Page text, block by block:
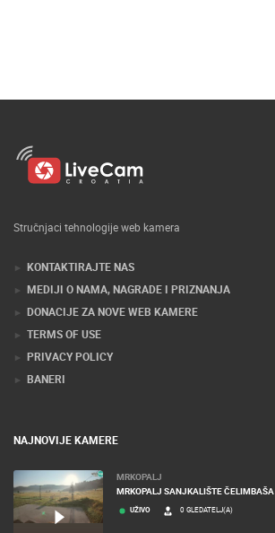
Stručnjaci tehnologije web kamera
KONTAKTIRAJTE NAS
MEDIJI O NAMA, NAGRADE I PRIZNANJA
DONACIJE ZA NOVE WEB KAMERE
TERMS OF USE
PRIVACY POLICY
BANERI
NAJNOVIJE KAMERE
MRKOPALJ
MRKOPALJ SANJKALIŠTE ČELIMBAŠA
UŽIVO 0 GLEDATELJ(A)